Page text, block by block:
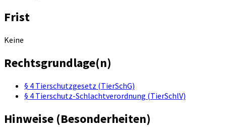
Frist
Keine
Rechtsgrundlage(n)
§ 4 Tierschutzgesetz (TierSchG)
§ 4 Tierschutz-Schlachtverordnung (TierSchlV)
Hinweise (Besonderheiten)